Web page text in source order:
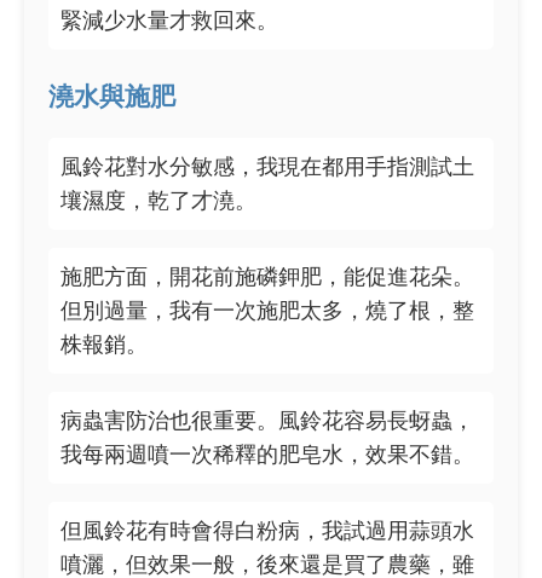
緊減少水量才救回來。
澆水與施肥
風鈴花對水分敏感，我現在都用手指測試土
壤濕度，乾了才澆。
施肥方面，開花前施磷鉀肥，能促進花朵。
但別過量，我有一次施肥太多，燒了根，整
株報銷。
病蟲害防治也很重要。風鈴花容易長蚜蟲，
我每兩週噴一次稀釋的肥皂水，效果不錯。
但風鈴花有時會得白粉病，我試過用蒜頭水
噴灑，但效果一般，後來還是買了農藥，雖